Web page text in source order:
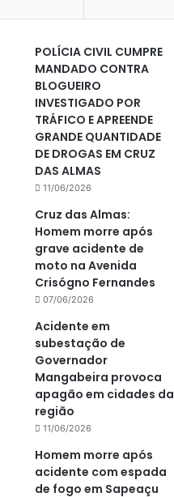
POLÍCIA CIVIL CUMPRE
MANDADO CONTRA
BLOGUEIRO
INVESTIGADO POR
TRÁFICO E APREENDE
GRANDE QUANTIDADE
DE DROGAS EM CRUZ
DAS ALMAS
11/06/2026
Cruz das Almas:
Homem morre após
grave acidente de
moto na Avenida
Crisógno Fernandes
07/06/2026
Acidente em
subestação de
Governador
Mangabeira provoca
apagão em cidades da
região
11/06/2026
Homem morre após
acidente com espada
de fogo em Sapeaçu